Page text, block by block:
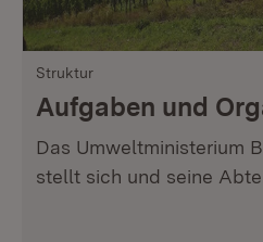
Struktur
Aufgaben und
Das Umweltministerium
stellt sich und seine